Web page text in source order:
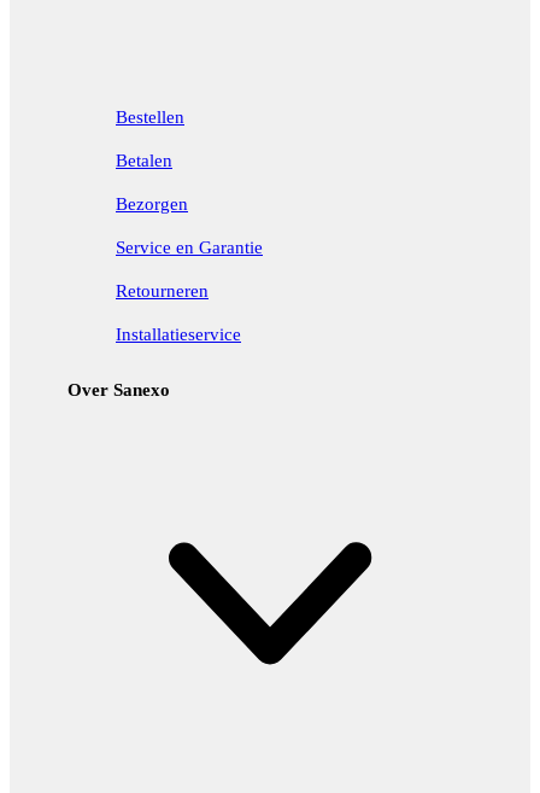
Bestellen
Betalen
Bezorgen
Service en Garantie
Retourneren
Installatieservice
Over Sanexo